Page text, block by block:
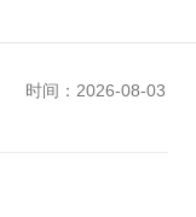
时间：2026-08-03